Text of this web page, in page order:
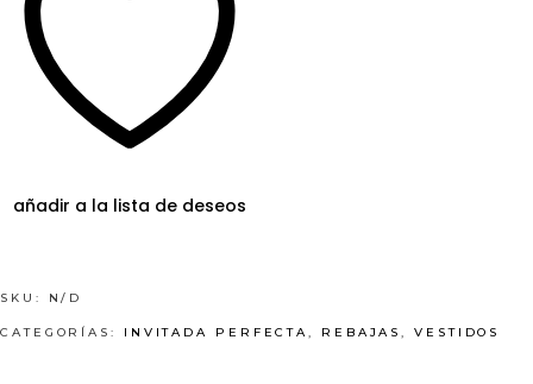
añadir a la lista de deseos
SKU: N/D
CATEGORÍAS: INVITADA PERFECTA, REBAJAS,VESTIDOS